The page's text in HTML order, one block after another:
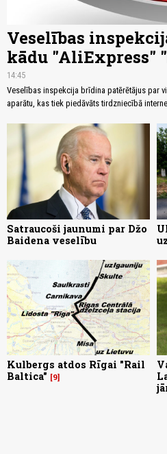
Veselības
kādu "AliExpress"
14:45
Veselības inspekcija brīdina patērētājus par
aparātu, kas tiek piedāvāts tirdzniecībā
Satraucoši jaunumi par Džo
Baidena veselību
Kulbergs atdos Rīgai "Rail
Baltica"
9